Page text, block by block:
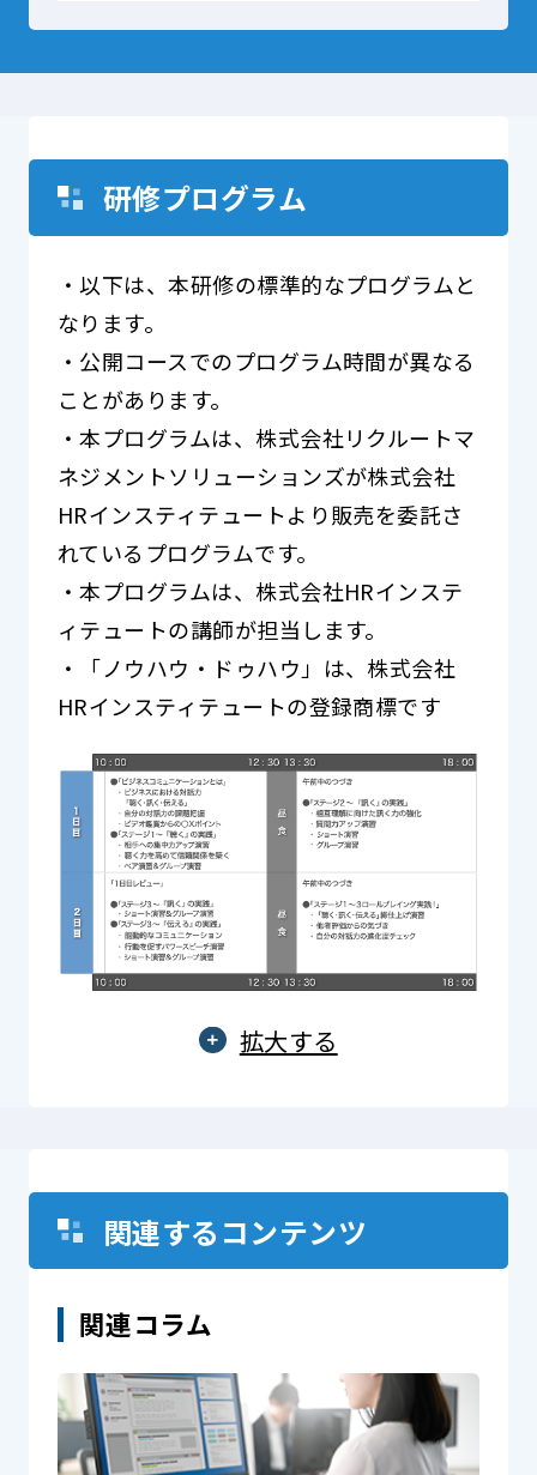
研修プログラム
・以下は、本研修の標準的なプログラムと
なります。
・公開コースでのプログラム時間が異なる
ことがあります。
・本プログラムは、株式会社リクルートマ
ネジメントソリューションズが株式会社
HRインスティテュートより販売を委託さ
れているプログラムです。
・本プログラムは、株式会社HRインステ
ィテュートの講師が担当します。
・「ノウハウ・ドゥハウ」は、株式会社
HRインスティテュートの登録商標です
拡大する
関連するコンテンツ
関連コラム